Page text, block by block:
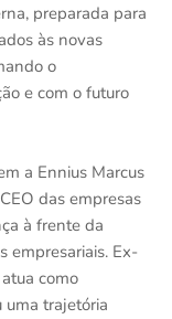
preparada para
às novas
o
e com o futuro
a Ennius Marcus
das empresas
à frente da
empresariais. Ex-
como
uma trajetória